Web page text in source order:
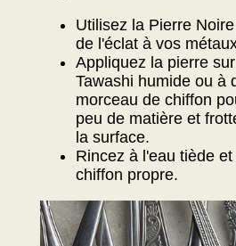
Utilisez la Pierre
de l'éclat à vos
Appliquez la pierre
Tawashi humide ou à
morceau de chiffon
peu de matière et
la surface.
Rincez à l'eau tiède
chiffon propre.